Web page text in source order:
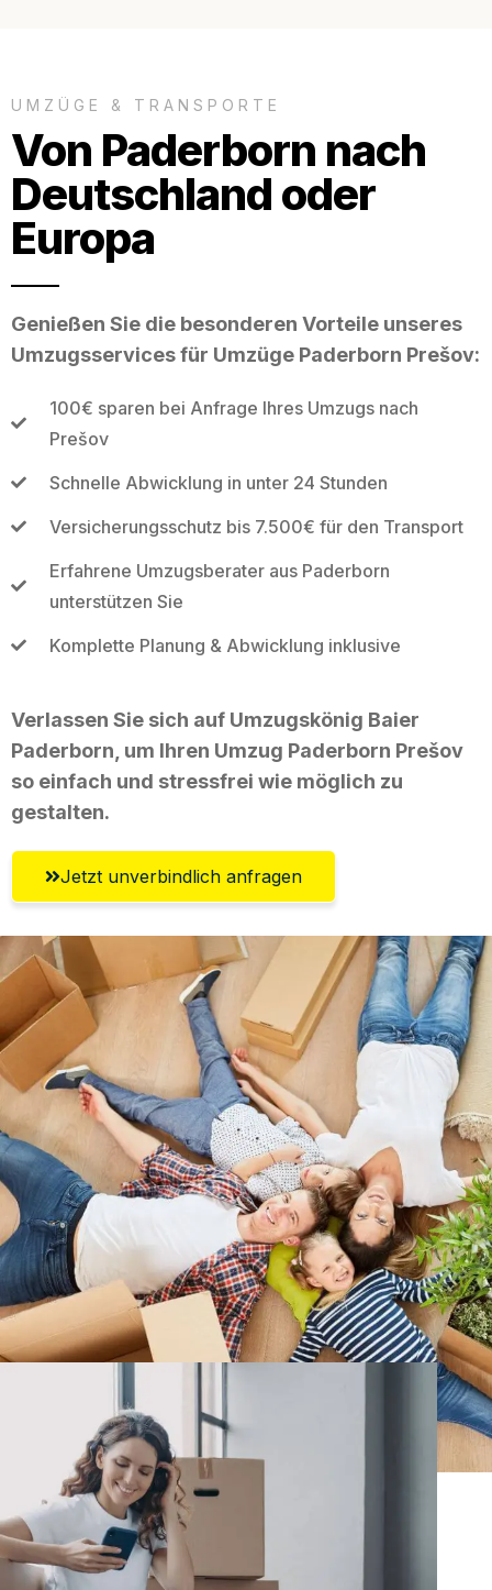
UMZÜGE & TRANSPORTE
Von Paderborn nach
Deutschland oder
Europa
Genießen Sie die besonderen Vorteile unseres
Umzugsservices für Umzüge Paderborn Prešov:
100€ sparen bei Anfrage Ihres Umzugs nach
Prešov
Schnelle Abwicklung in unter 24 Stunden
Versicherungsschutz bis 7.500€ für den Transport
Erfahrene Umzugsberater aus Paderborn
unterstützen Sie
Komplette Planung & Abwicklung inklusive
Verlassen Sie sich auf Umzugskönig Baier
Paderborn, um Ihren Umzug Paderborn Prešov
so einfach und stressfrei wie möglich zu
gestalten.
Jetzt unverbindlich anfragen